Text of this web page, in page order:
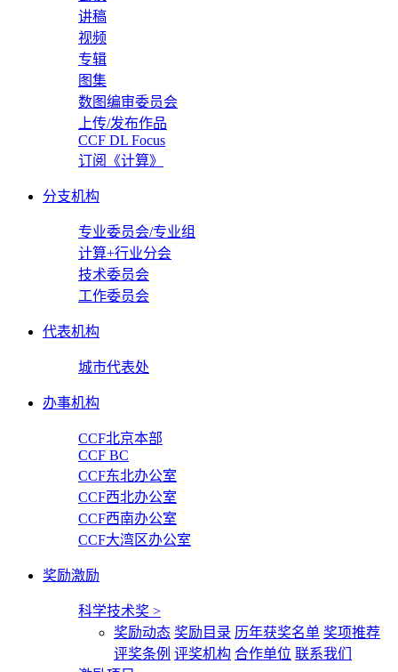
讲稿
视频
专辑
图集
数图编审委员会
上传/发布作品
CCF DL Focus
订阅《计算》
分支机构
专业委员会/专业组
计算+行业分会
技术委员会
工作委员会
代表机构
城市代表处
办事机构
CCF北京本部
CCF BC
CCF东北办公室
CCF西北办公室
CCF西南办公室
CCF大湾区办公室
奖励激励
科学技术奖 >
奖励动态 奖励目录 历年获奖名单 奖项推荐
评奖条例 评奖机构 合作单位 联系我们